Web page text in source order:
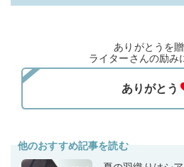
ありがとうを
ライターさんの励み
他のおすすめ記事を読む